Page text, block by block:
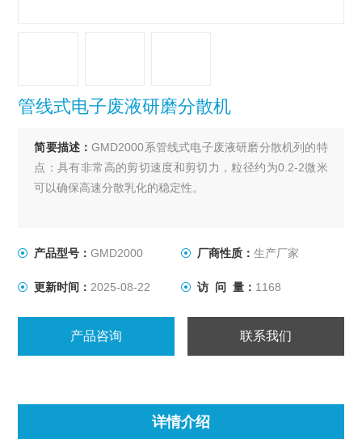
管线式电子废液研磨分散机
简要描述：GMD2000系管线式电子废液研磨分散机列的特
点：具有非常高的剪切速度和剪切力，粒径约为0.2-2微米
可以确保高速分散乳化的稳定性。
产品型号：GMD2000 厂商性质： 生产厂家
更新时间： 2025-08-22 访 问 量： 1168
产品咨询 联系我们
详情介绍